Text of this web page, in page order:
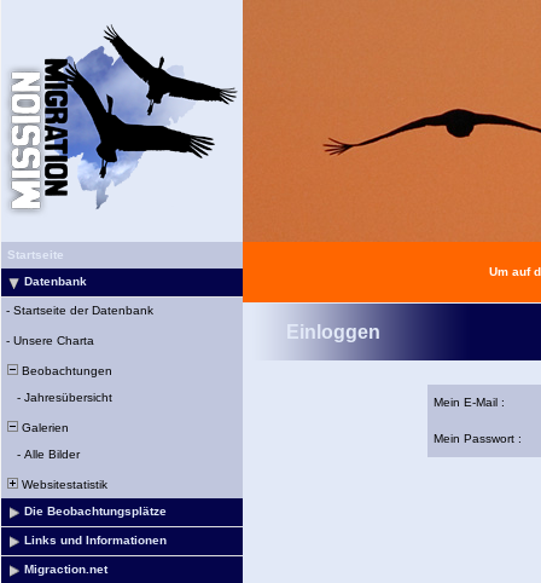
Startseite
Datenbank
- Startseite der Datenbank
- Unsere Charta
Beobachtungen
- Jahresübersicht
Galerien
- Alle Bilder
Websitestatistik
Die Beobachtungsplätze
Links und Informationen
Migraction.net
Um auf
Einloggen
Mein E-Mail :
Mein Passwort :